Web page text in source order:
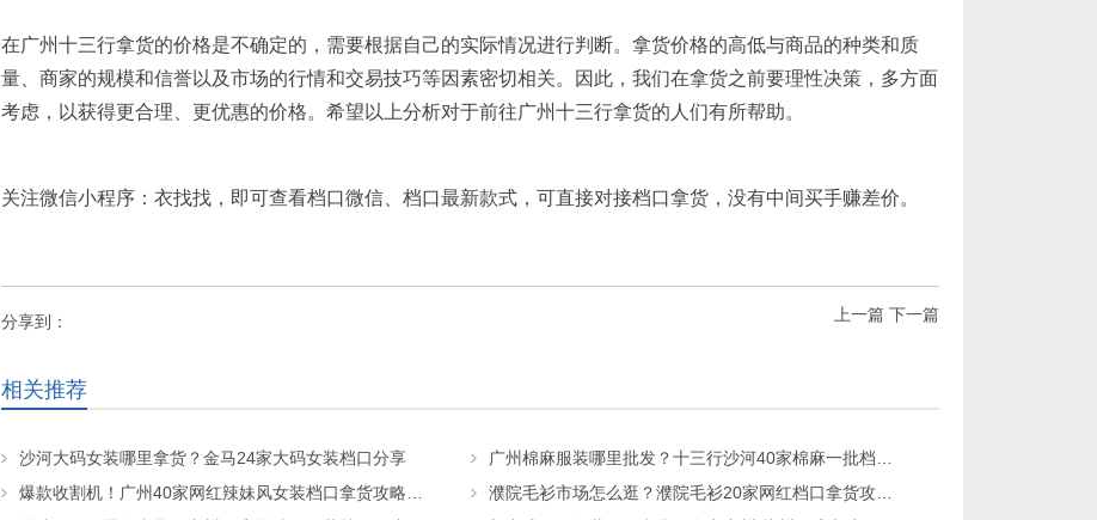
在广州十三行拿货的价格是不确定的，需要根据自己的实际情况进行判断。拿货价格的高低与商品的种类和质
量、商家的规模和信誉以及市场的行情和交易技巧等因素密切相关。因此，我们在拿货之前要理性决策，多方面
考虑，以获得更合理、更优惠的价格。希望以上分析对于前往广州十三行拿货的人们有所帮助。
关注微信小程序：衣找找，即可查看档口微信、档口最新款式，可直接对接档口拿货，没有中间买手赚差价。
上一篇 下一篇
分享到：
相关推荐
沙河大码女装哪里拿货？金马24家大码女装档口分享
濮院毛衫市场怎么逛？濮院毛衫20家网红档口拿货攻略（附档口微信）